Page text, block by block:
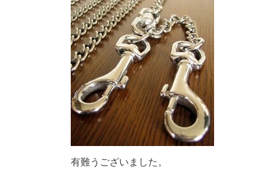
有難うございました。